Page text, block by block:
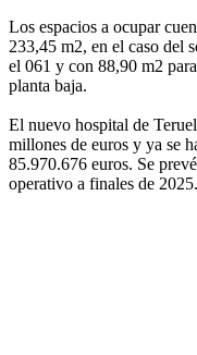
Los espacios a ocupar
233,45 m2, en el caso del
el 061 y con 88,90 m2
planta baja.
El nuevo hospital de
millones de euros y ya se
85.970.676 euros. Se
operativo a finales de 2025.